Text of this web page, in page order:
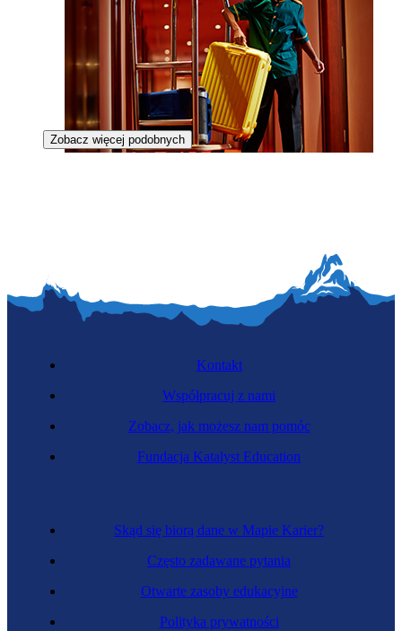
Pilot wycieczek
Zobacz więcej podobnych
Skąd się biorą dane w Mapie Karier?
Często zadawane pytania
Otwarte zasoby edukacyjne
Polityka prywatności
Kontakt
Współpracuj z nami
Zobacz, jak możesz nam pomóc
Fundacja Katalyst Education